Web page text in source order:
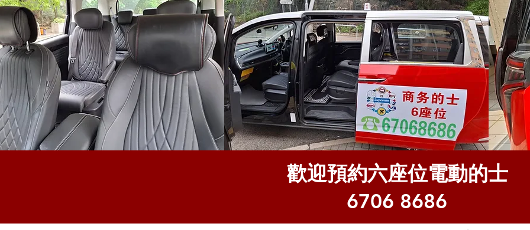
歡迎預約六座位電動的士
6706 8686